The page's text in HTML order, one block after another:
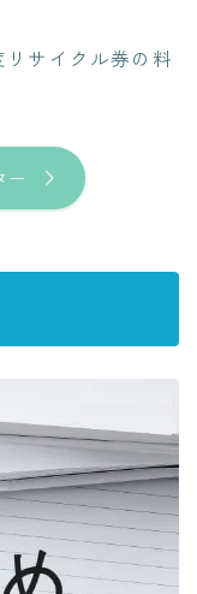
サイクル券の料
ー